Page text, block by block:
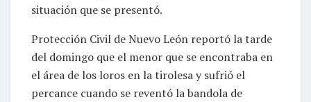
situación que se presentó.
Protección Civil de Nuevo León reportó la tarde
del domingo que el menor que se encontraba en
el área de los loros en la tirolesa y sufrió el
percance cuando se reventó la bandola de